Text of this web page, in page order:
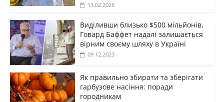
13.02.2026
Виділивши близько $500 мільйонів,
Говард Баффет надалі залишається
вірним своєму шляху в Україні
09.12.2023
Як правильно збирати та зберігати
гарбузове насіння: поради
городникам